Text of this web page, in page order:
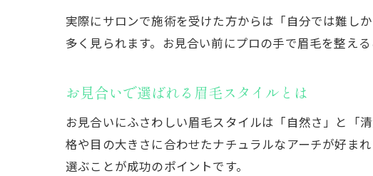
実際にサロンで施術を受けた方からは「自分では難し
多く見られます。お見合い前にプロの手で眉毛を整え
お見合いで選ばれる眉毛スタイルとは
お見合いにふさわしい眉毛スタイルは「自然さ」と「
格や目の大きさに合わせたナチュラルなアーチが好ま
選ぶことが成功のポイントです。